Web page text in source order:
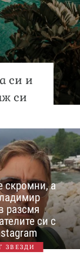
си и
си
скромни, а
разсмя
си с
ЗВЕЗДИ